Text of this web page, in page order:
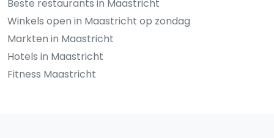
Beste restaurants in Maastricht
Winkels open in Maastricht op zondag
Markten in Maastricht
Hotels in Maastricht
Fitness Maastricht